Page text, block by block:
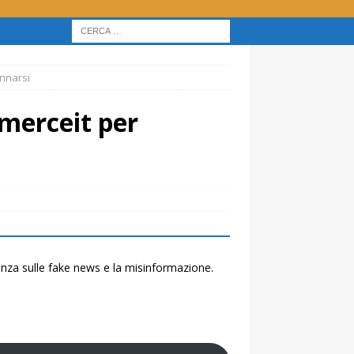
per
sulle fake news e la misinformazione.